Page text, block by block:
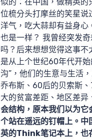
位梳分头打摩丝的笑星说
洋气，吃大蒜却有益身心
也是一样？ 我曾经突发
吗？后来想想觉得这事不
是从上个世纪60年代开
沟”，他们的生意与生活
乔布斯、60后的贝索斯
大的贫富差距、地区差异
会结构，原本我们以为它
个站在遥远的钉帽上。中
英的Think笔记本上，也